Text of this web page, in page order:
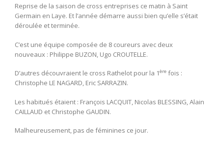
Reprise de la saison de cross entreprises ce matin à Saint
Germain en Laye. Et l’année démarre aussi bien qu’elle s’était
déroulée et terminée.
C’est une équipe composée de 8 coureurs avec deux
nouveaux : Philippe BUZON, Ugo CROUTELLE.
D’autres découvraient le cross Rathelot pour la 1ère fois :
Christophe LE NAGARD, Eric SARRAZIN.
Les habitués étaient : François LACQUIT, Nicolas BLESSING, Alain
CAILLAUD et Christophe GAUDIN.
Malheureusement, pas de féminines ce jour.